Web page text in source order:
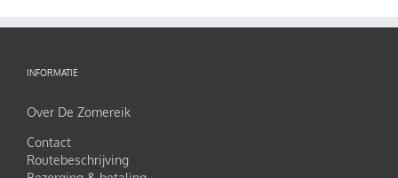
INFORMATIE
Over De Zomereik
Contact
Routebeschrijving